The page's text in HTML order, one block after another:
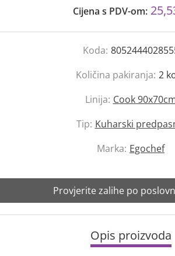
Cijena s PDV-om:
Koda:
Količina pakiranja: 2
Linija: Cook
Tip: Kuharski
Marka: Egochef
Provjerite zalihe po
Opis proizvoda